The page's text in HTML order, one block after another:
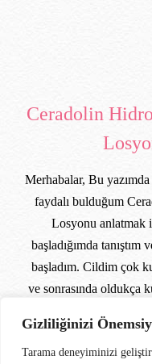
Gizliliğinizi
Tarama deneyiminizi
Ceradolin
Merhabalar, Bu
faydalı bulduğum
Losyonu anlatmak
başladığımda
başladım. Cildim çok
ve sonrasında oldukça